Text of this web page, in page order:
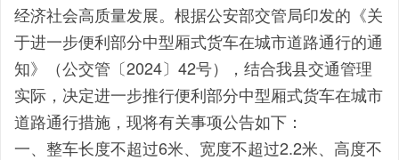
经济社会高质量发展。根据公安部交管局印发的《关
于进一步便利部分中型厢式货车在城市道路通行的通
知》（公交管〔2024〕42号），结合我县交通管理
实际，决定进一步推行便利部分中型厢式货车在城市
道路通行措施，现将有关事项公告如下：
一、整车长度不超过6米、宽度不超过2.2米、高度不